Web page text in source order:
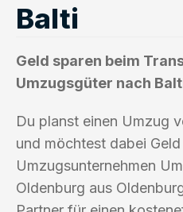
Balti
Geld sparen beim
Umzugsgüter nach
Du planst einen Umzug
und möchtest dabei
Umzugsunternehmen
Oldenburg aus